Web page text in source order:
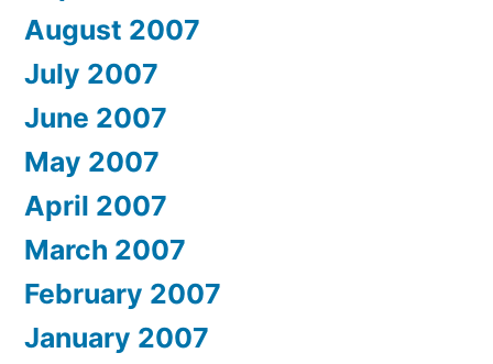
August 2007
July 2007
June 2007
May 2007
April 2007
March 2007
February 2007
January 2007